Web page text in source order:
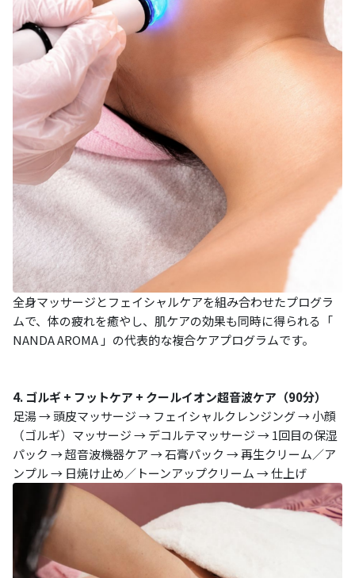
全身マッサージとフェイシャルケアを組み合わせたプログラ
ムで、体の疲れを癒やし、肌ケアの効果も同時に得られる「
NANDA AROMA 」の代表的な複合ケアプログラムです。
4. ゴルギ + フットケア + クールイオン超音波ケア（90分）
足湯 → 頭皮マッサージ → フェイシャルクレンジング → 小顔
（ゴルギ）マッサージ → デコルテマッサージ → 1回目の保湿
パック → 超音波機器ケア → 石膏パック → 再生クリーム／ア
ンプル → 日焼け止め／トーンアップクリーム → 仕上げ